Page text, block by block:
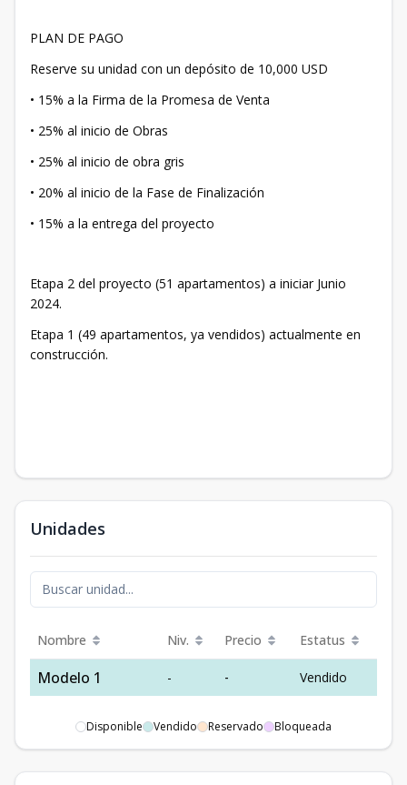
PLAN DE PAGO
Reserve su unidad con un depósito de 10,000 USD
• 15% a la Firma de la Promesa de Venta
• 25% al inicio de Obras
• 25% al inicio de obra gris
• 20% al inicio de la Fase de Finalización
• 15% a la entrega del proyecto
Etapa 2 del proyecto (51 apartamentos) a iniciar Junio
2024.
Etapa 1 (49 apartamentos, ya vendidos) actualmente en
construcción.
Unidades
Nombre Niv. Precio Estatus
Modelo 1 - - Vendido
Disponible Vendido Reservado Bloqueada